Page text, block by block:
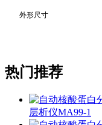
外形尺寸
热门推荐
层析仪MA99-1